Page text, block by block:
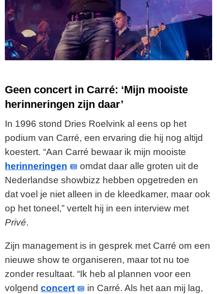
Geen concert in Carré: ‘Mijn mooiste
herinneringen zijn daar’
In 1996 stond Dries Roelvink al eens op het
podium van Carré, een ervaring die hij nog altijd
koestert. “Aan Carré bewaar ik mijn mooiste
herinneringen
omdat daar alle groten uit de
Nederlandse showbizz hebben opgetreden en
dat voel je niet alleen in de kleedkamer, maar ook
op het toneel,” vertelt hij in een interview met
Privé.
Zijn management is in gesprek met Carré om een
nieuwe show te organiseren, maar tot nu toe
zonder resultaat. “Ik heb al plannen voor een
volgend concert
in Carré. Als het aan mij lag,